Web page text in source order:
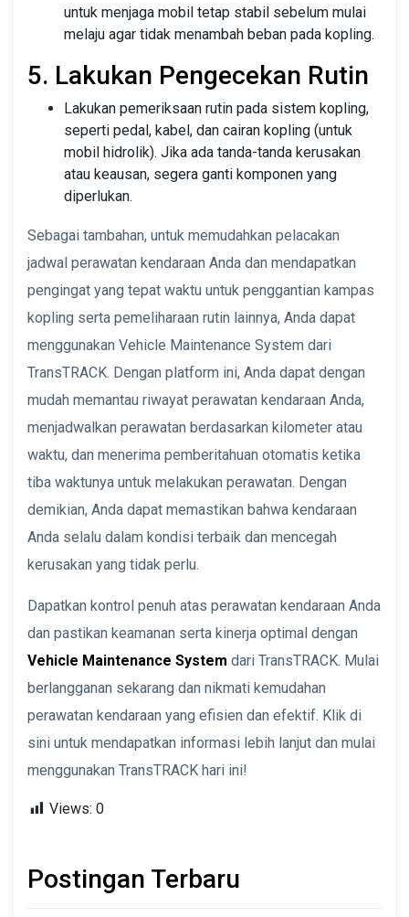
untuk menjaga mobil tetap stabil sebelum mulai
melaju agar tidak menambah beban pada kopling.
5. Lakukan Pengecekan Rutin
Lakukan pemeriksaan rutin pada sistem kopling,
seperti pedal, kabel, dan cairan kopling (untuk
mobil hidrolik). Jika ada tanda-tanda kerusakan
atau keausan, segera ganti komponen yang
diperlukan.
Sebagai tambahan, untuk memudahkan pelacakan
jadwal perawatan kendaraan Anda dan mendapatkan
pengingat yang tepat waktu untuk penggantian kampas
kopling serta pemeliharaan rutin lainnya, Anda dapat
menggunakan Vehicle Maintenance System dari
TransTRACK. Dengan platform ini, Anda dapat dengan
mudah memantau riwayat perawatan kendaraan Anda,
menjadwalkan perawatan berdasarkan kilometer atau
waktu, dan menerima pemberitahuan otomatis ketika
tiba waktunya untuk melakukan perawatan. Dengan
demikian, Anda dapat memastikan bahwa kendaraan
Anda selalu dalam kondisi terbaik dan mencegah
kerusakan yang tidak perlu.
Dapatkan kontrol penuh atas perawatan kendaraan Anda
dan pastikan keamanan serta kinerja optimal dengan
Vehicle Maintenance System dari TransTRACK. Mulai
berlangganan sekarang dan nikmati kemudahan
perawatan kendaraan yang efisien dan efektif. Klik di
sini untuk mendapatkan informasi lebih lanjut dan mulai
menggunakan TransTRACK hari ini!
Views: 0
Postingan Terbaru